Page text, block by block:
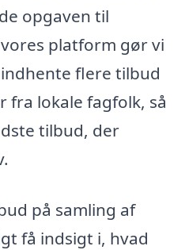
opgaven til
platform gør vi
flere tilbud
fra lokale fagfolk, så
tilbud, der
på samling af
få indsigt i, hvad